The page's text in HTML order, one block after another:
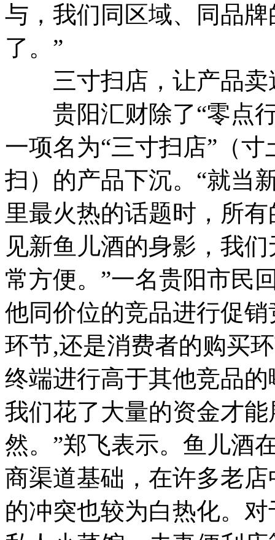
与，我们同区域、同品
了。”
三寸扫店，让产品卖
贵阳汇财除了“零点行
一项名为“三寸扫店”（
扫）的产品下沉。“就当
里最火热的话题时，所
见新鱼儿酒的身影，我
常方便。”一名贵阳市民
他同价位的竞品进行促
环节,还是消费者的购买
终端进行高于其他竞品
我们花了大量的资金才
然。”郑飞表示。鱼儿酒
商渠道基础，在许多老
的冲突也较为白热化。